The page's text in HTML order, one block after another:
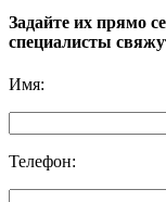
Задайте их прямо
специалисты
Имя:
Телефон: